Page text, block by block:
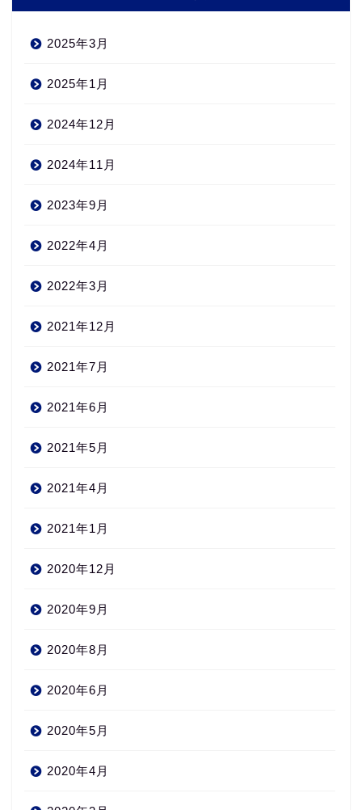
2025年3月
2025年1月
2024年12月
2024年11月
2023年9月
2022年4月
2022年3月
2021年12月
2021年7月
2021年6月
2021年5月
2021年4月
2021年1月
2020年12月
2020年9月
2020年8月
2020年6月
2020年5月
2020年4月